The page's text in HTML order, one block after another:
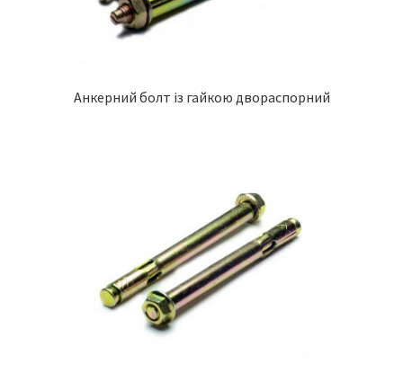
Анкерний болт із гайкою двораспорний